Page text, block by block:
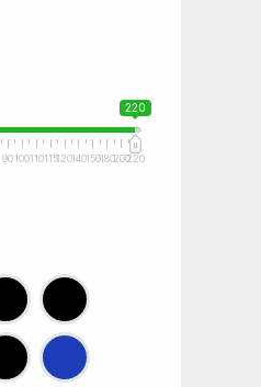
220
90100110115120140150180200220